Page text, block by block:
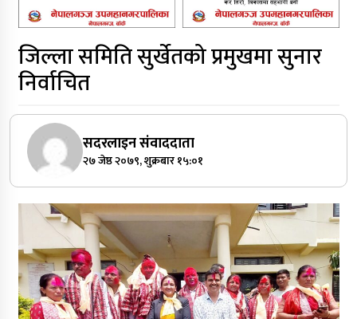
जिल्ला समिति सुर्खेतको प्रमुखमा सुनार
निर्वाचित
सदरलाइन संवाददाता
२७ जेष्ठ २०७९, शुक्रबार १५:०१